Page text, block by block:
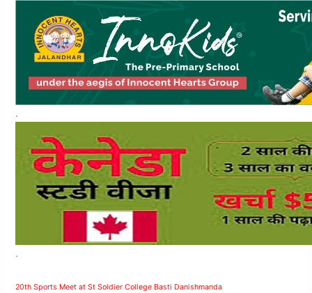
.
.
20th Sports Meet at St Soldier College Basti Danishmanda